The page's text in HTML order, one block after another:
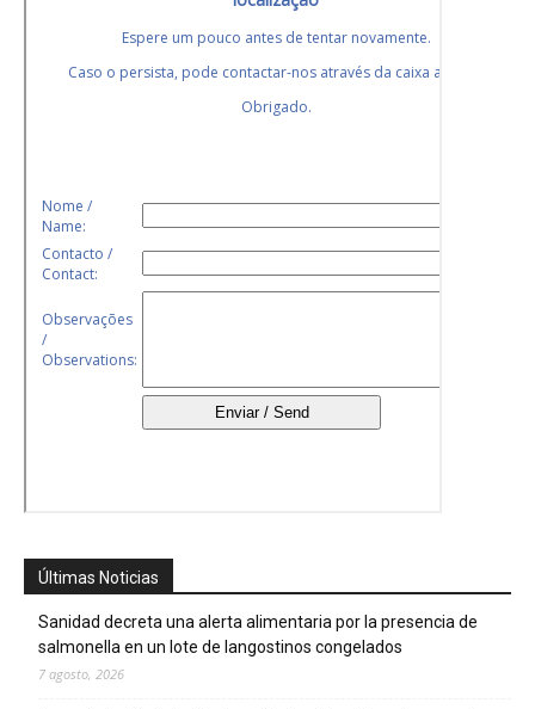
Últimas Noticias
Sanidad decreta una alerta alimentaria por la presencia de
salmonella en un lote de langostinos congelados
7 agosto, 2026